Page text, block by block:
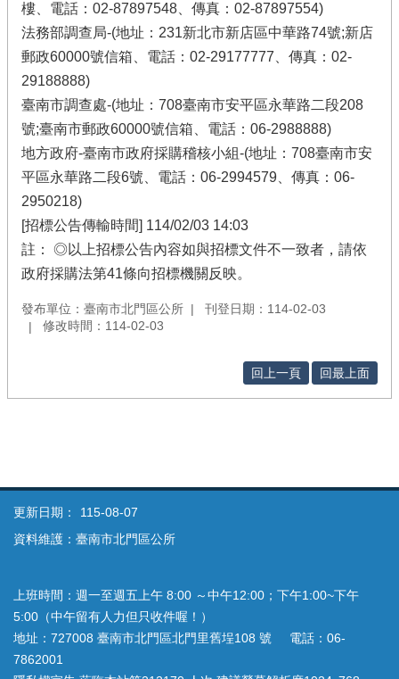
樓、電話：02-87897548、傳真：02-87897554)
法務部調查局-(地址：231新北市新店區中華路74號;新店
郵政60000號信箱、電話：02-29177777、傳真：02-
29188888)
臺南市調查處-(地址：708臺南市安平區永華路二段208
號;臺南市郵政60000號信箱、電話：06-2988888)
地方政府-臺南市政府採購稽核小組-(地址：708臺南市安
平區永華路二段6號、電話：06-2994579、傳真：06-
2950218)
[招標公告傳輸時間] 114/02/03 14:03
註： ◎以上招標公告內容如與招標文件不一致者，請依
政府採購法第41條向招標機關反映。
發布單位：臺南市北門區公所
刊登日期：114-02-03
修改時間：114-02-03
回上一頁 回最上面
更新日期：
115-08-07
資料維護：臺南市北門區公所
上班時間：週一至週五上午 8:00 ～中午12:00；下午1:00~下午
5:00（中午留有人力但只收件喔！）
地址：727008 臺南市北門區北門里舊埕108 號 電話：06-
7862001